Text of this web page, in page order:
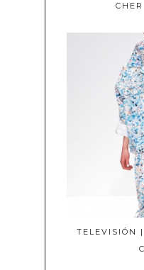
TELEVISIÓN